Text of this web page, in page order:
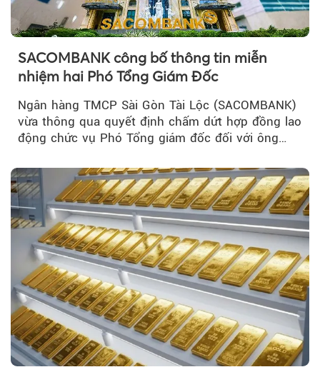
SACOMBANK công bố thông tin miễn
nhiệm hai Phó Tổng Giám Đốc
Ngân hàng TMCP Sài Gòn Tài Lộc (SACOMBANK)
vừa thông qua quyết định chấm dứt hợp đồng lao
động chức vụ Phó Tổng giám đốc đối với ông